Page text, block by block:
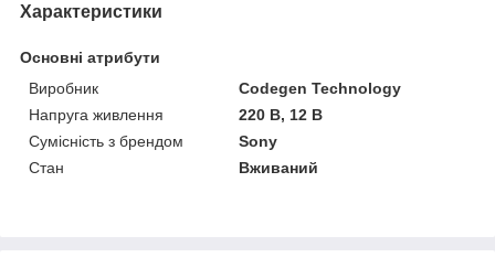
Характеристики
Основні атрибути
Виробник
Codegen Technology
Напруга живлення
220 В, 12 В
Сумісність з брендом
Sony
Стан
Вживаний